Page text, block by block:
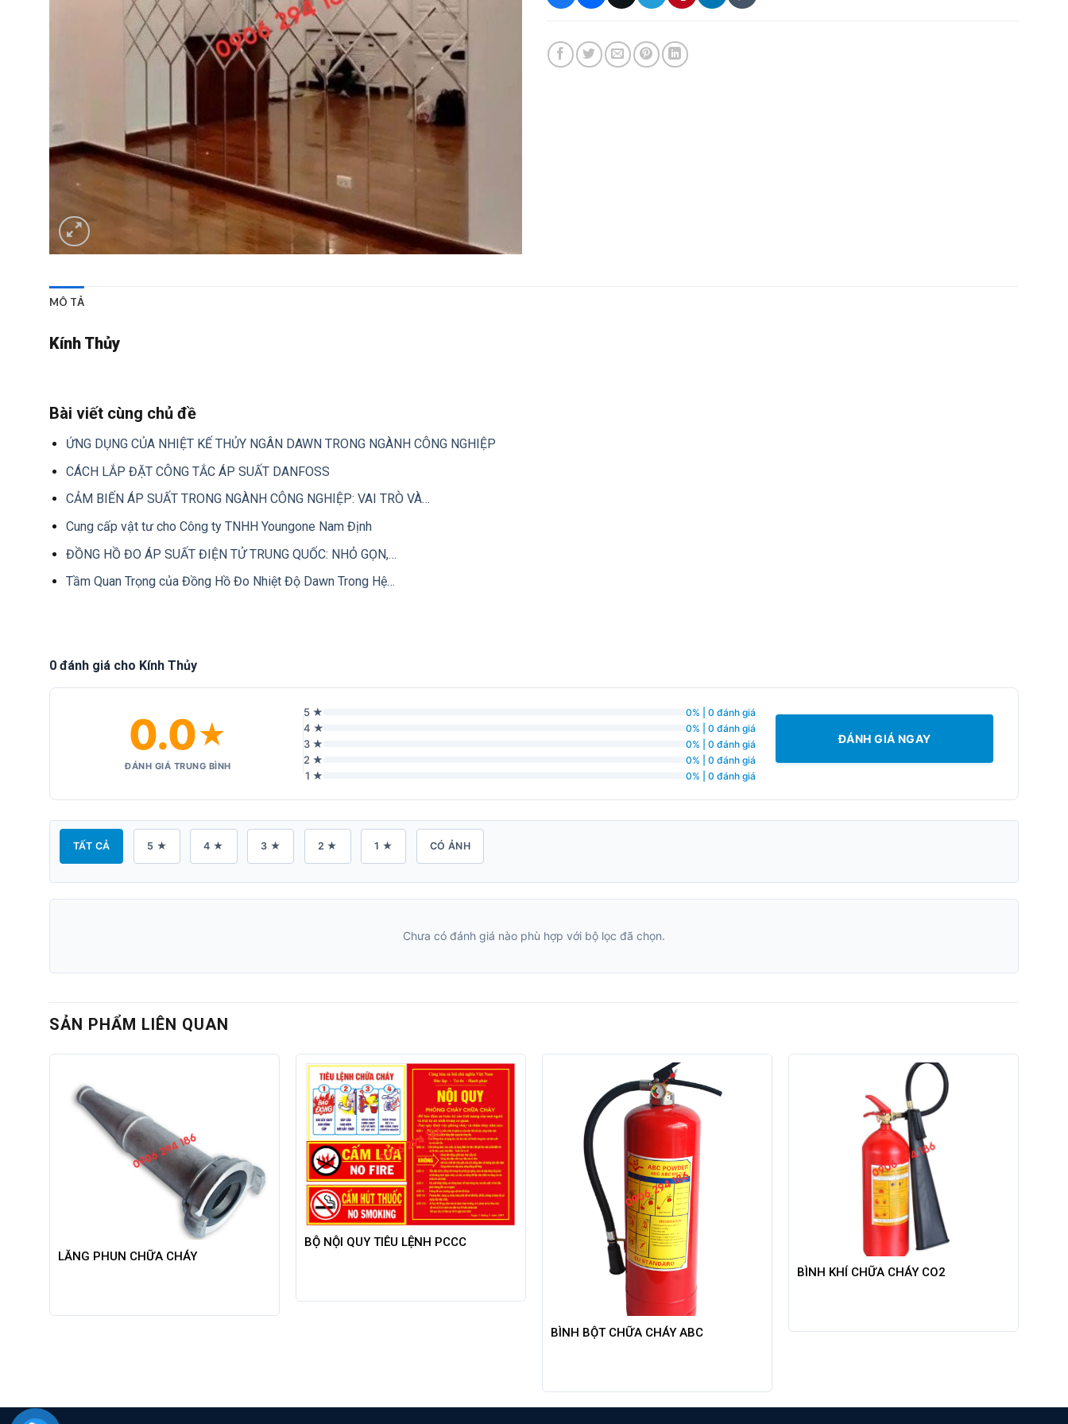
MÔ TẢ
Kính Thủy
Bài viết cùng chủ đề
ỨNG DỤNG CỦA NHIỆT KẾ THỦY NGÂN DAWN TRONG NGÀNH CÔNG NGHIỆP
CÁCH LẮP ĐẶT CÔNG TẮC ÁP SUẤT DANFOSS
CẢM BIẾN ÁP SUẤT TRONG NGÀNH CÔNG NGHIỆP: VAI TRÒ VÀ…
Cung cấp vật tư cho Công ty TNHH Youngone Nam Định
ĐỒNG HỒ ĐO ÁP SUẤT ĐIỆN TỬ TRUNG QUỐC: NHỎ GỌN,…
Tầm Quan Trọng của Đồng Hồ Đo Nhiệt Độ Dawn Trong Hệ…
0 đánh giá cho Kính Thủy
0.0★
ĐÁNH GIÁ TRUNG BÌNH
5 ★ 0% | 0 đánh giá
4 ★ 0% | 0 đánh giá
3 ★ 0% | 0 đánh giá
2 ★ 0% | 0 đánh giá
1 ★ 0% | 0 đánh giá
ĐÁNH GIÁ NGAY
TẤT CẢ 5 ★ 4 ★ 3 ★ 2 ★ 1 ★ CÓ ẢNH
Chưa có đánh giá nào phù hợp với bộ lọc đã chọn.
SẢN PHẨM LIÊN QUAN
LĂNG PHUN CHỮA CHÁY
BỘ NỘI QUY TIÊU LỆNH PCCC
BÌNH BỘT CHỮA CHÁY ABC
BÌNH KHÍ CHỮA CHÁY CO2